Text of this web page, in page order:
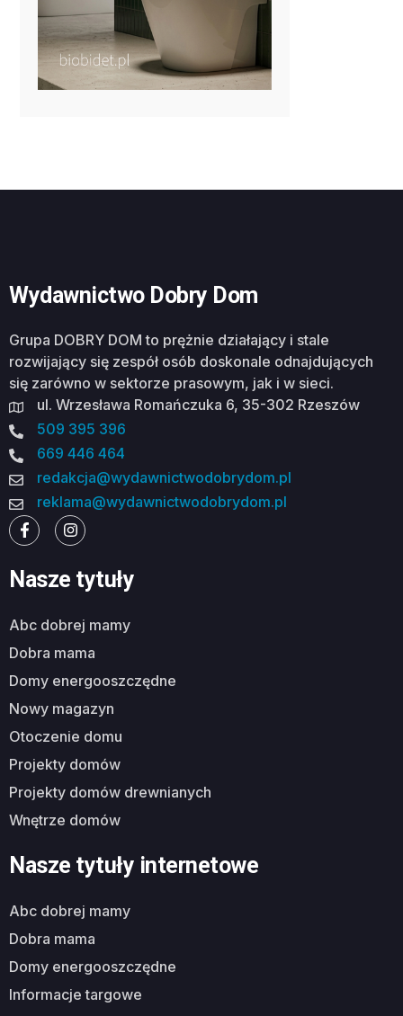
Wydawnictwo Dobry Dom
Grupa DOBRY DOM to prężnie działający i stale
rozwijający się zespół osób doskonale odnajdujących
się zarówno w sektorze prasowym, jak i w sieci.
ul. Wrzesława Romańczuka 6, 35-302 Rzeszów
509 395 396
669 446 464
redakcja@wydawnictwodobrydom.pl
reklama@wydawnictwodobrydom.pl
Nasze tytuły
abc dobrej mamy
dobra mama
domy energooszczędne
nowy magazyn
otoczenie domu
projekty domów
projekty domów drewnianych
wnętrze domów
Nasze tytuły internetowe
abc dobrej mamy
dobra mama
domy energooszczędne
informacje targowe